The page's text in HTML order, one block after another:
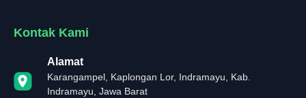
Kontak Kami
Alamat
Karangampel, Kaplongan Lor, Indramayu, Kab.
Indramayu, Jawa Barat